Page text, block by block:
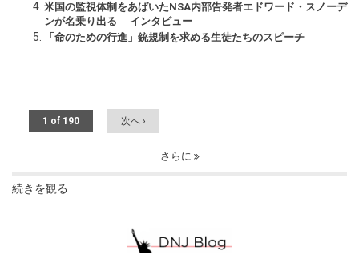
米国の監視体制をあばいたNSA内部告発者エドワード・スノーデ
ンが名乗り出る インタビュー
「命のための行進」銃規制を求める生徒たちのスピーチ
1 of 190 次へ ›
さらに
続きを観る